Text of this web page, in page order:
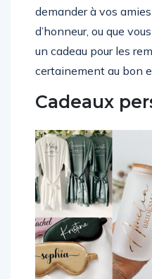
demander à vos
d’honneur, ou que
un cadeau pour les
certainement au bon
Cadeaux